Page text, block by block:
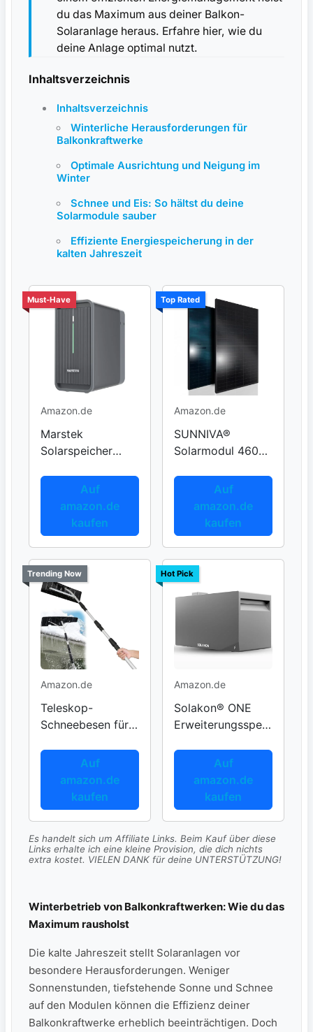
du das Maximum aus deiner Balkon-
Solaranlage heraus. Erfahre hier, wie du
deine Anlage optimal nutzt.
Inhaltsverzeichnis
Inhaltsverzeichnis
Winterliche Herausforderungen⁢ für
Balkonkraftwerke
Optimale Ausrichtung und Neigung im
Winter
Schnee und ⁣Eis: So hältst‌ du deine
Solarmodule sauber
Effiziente Energiespeicherung ⁢in der
kalten Jahreszeit
Must-Have
Amazon.de
Marstek
Solarspeicher
Balkonkraftwerk
Auf
amazon.de
kaufen
Top Rated
Amazon.de
SUNNIVA®
Solarmodul 460W
Auf
amazon.de
kaufen
Trending Now
Amazon.de
Teleskop-
Schneebesen für
Auf
amazon.de
kaufen
Hot Pick
Amazon.de
Solakon® ONE
Erweiterungsspeic
SystemeAuf
amazon.de
kaufen
Es handelt sich um Affiliate Links. Beim Kauf über diese
Links erhalte ich eine kleine Provision, die dich nichts
extra kostet. VIELEN DANK für deine UNTERSTÜTZUNG!
Winterbetrieb ⁤von Balkonkraftwerken: Wie du das
Maximum rausholst
Die kalte Jahreszeit stellt⁣ Solaranlagen vor
⁣besondere Herausforderungen. Weniger
Sonnenstunden, tiefstehende ⁢Sonne⁢ und Schnee
auf den Modulen können die Effizienz deiner
⁢Balkonkraftwerke erheblich beeinträchtigen. Doch